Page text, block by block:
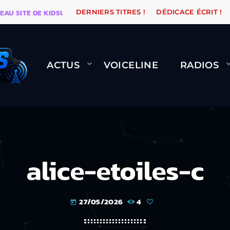
DE KIDSUNE WARÉTRO ORANGE ROAD QUI
DERNIERS TITRES ! DÉDICACE ÉCRIT !
ACTUS VOICELINE RADIOS
alice-etoiles-c
today 27/05/2026 4